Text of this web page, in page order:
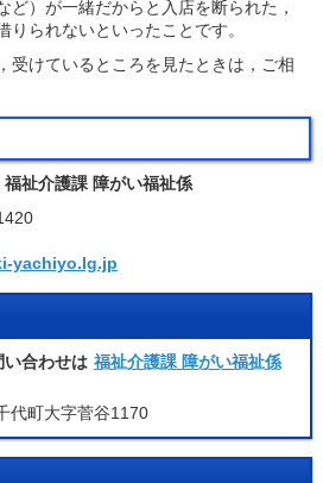
ど）が一緒だからと入店を断られた，
りられないといったことです。
受けているところを見たときは，ご相
祉介護課 障がい福祉係
yachiyo.lg.jp
い合わせは 福祉介護課 障がい福祉係
町大字菅谷1170